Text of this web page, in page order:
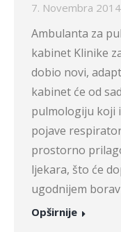
7. Novembra
Ambulanta za
kabinet Klinike
dobio novi,
kabinet će od
pulmologiju koji
pojave
prostorno
ljekara, što će
ugodnijem
Opširnije